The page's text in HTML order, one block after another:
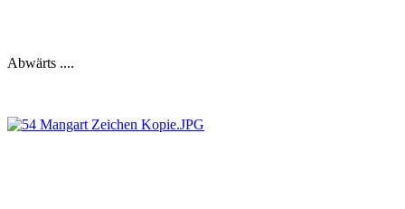
Abwärts ....